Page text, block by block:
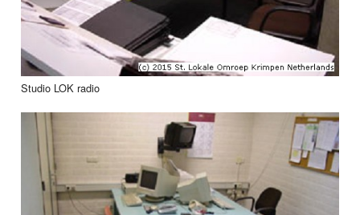
Studio LOK radio